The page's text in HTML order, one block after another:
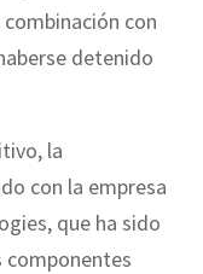
con
detenido
la
con la empresa
que ha sido
componentes